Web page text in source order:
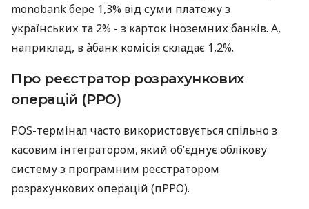
monobank бере 1,3% від суми платежу з
українських та 2% - з карток іноземних банків. А,
наприклад, в àбанк комісія складає 1,2%.
Про реєстратор розрахункових
операцій (РРО)
POS-термінал часто використовується спільно з
касовим інтегратором, який об’єднує облікову
систему з програмним реєстратором
розрахункових операцій (пРРО).